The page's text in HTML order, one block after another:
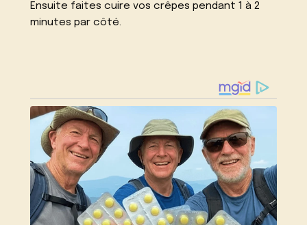
Ensuite faites cuire vos crêpes pendant 1 à 2
minutes par côté.